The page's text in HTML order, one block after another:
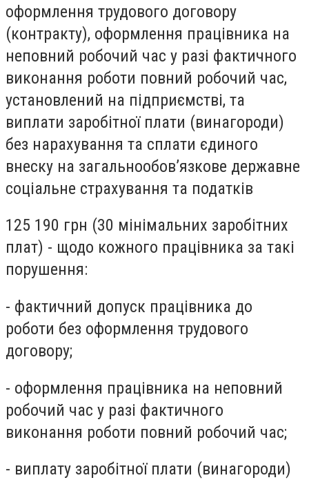
оформлення трудового договору
(контракту), оформлення працівника на
неповний робочий час у разі фактичного
виконання роботи повний робочий час,
установлений на підприємстві, та
виплати заробітної плати (винагороди)
без нарахування та сплати єдиного
внеску на загальнообов’язкове державне
соціальне страхування та податків
125 190 грн (30 мінімальних заробітних
плат) - щодо кожного працівника за такі
порушення:
- фактичний допуск працівника до
роботи без оформлення трудового
договору;
- оформлення працівника на неповний
робочий час у разі фактичного
виконання роботи повний робочий час;
- виплату заробітної плати (винагороди)